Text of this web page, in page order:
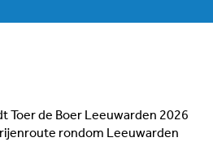
Toer de Boer Leeuwarden 2026
rondom Leeuwarden